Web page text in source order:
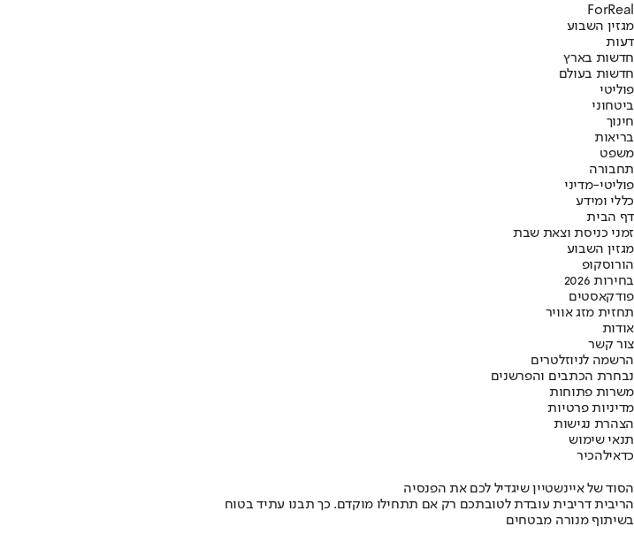
ForReal
מגזין השבוע
דעות
חדשות בארץ
חדשות בעולם
פוליטי
ביטחוני
חינוך
בריאות
משפט
תחבורה
פוליטי-מדיני
כללי ומידע
דף הבית
זמני כניסת וצאת שבת
מגזין השבוע
הורוסקופ
בחירות 2026
פודקאסטים
תחזית מזג אוויר
אודות
צור קשר
הרשמה לניוזלטרים
נבחרת הכתבים והפרשנים
משרות פתוחות
מדיניות פרטיות
הצהרת נגישות
תנאי שימוש
כדאילהכיר
הסוד של איינשטיין שיגדיל לכם את הפנסיה
הריבית דריבית עובדת לטובתכם רק אם תתחילו מוקדם. כך תבנו עתיד בטוח
בשיתוף מנורה מבטחים